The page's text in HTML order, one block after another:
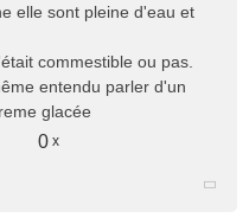
elle sont pleine d'eau et
commestible ou pas.
entendu parler d'un
glacée
0 x